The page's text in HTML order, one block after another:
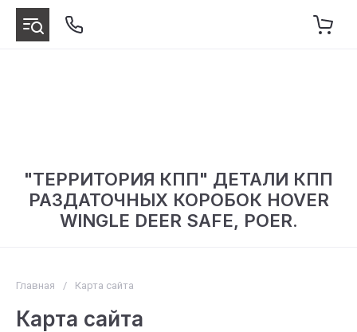
"ТЕРРИТОРИЯ КПП" ДЕТАЛИ КПП
РАЗДАТОЧНЫХ КОРОБОК HOVER
WINGLE DEER SAFE, POER.
Главная / Карта сайта
Карта сайта